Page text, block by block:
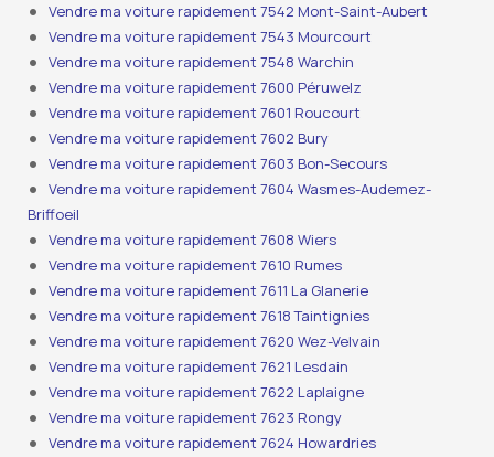
Vendre ma voiture rapidement 7542 Mont-Saint-Aubert
Vendre ma voiture rapidement 7543 Mourcourt
Vendre ma voiture rapidement 7548 Warchin
Vendre ma voiture rapidement 7600 Péruwelz
Vendre ma voiture rapidement 7601 Roucourt
Vendre ma voiture rapidement 7602 Bury
Vendre ma voiture rapidement 7603 Bon-Secours
Vendre ma voiture rapidement 7604 Wasmes-Audemez-
Briffoeil
Vendre ma voiture rapidement 7608 Wiers
Vendre ma voiture rapidement 7610 Rumes
Vendre ma voiture rapidement 7611 La Glanerie
Vendre ma voiture rapidement 7618 Taintignies
Vendre ma voiture rapidement 7620 Wez-Velvain
Vendre ma voiture rapidement 7621 Lesdain
Vendre ma voiture rapidement 7622 Laplaigne
Vendre ma voiture rapidement 7623 Rongy
Vendre ma voiture rapidement 7624 Howardries